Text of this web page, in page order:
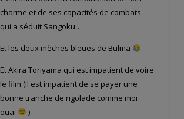
charme et de ses capacités de combats
qui a séduit Sangoku…
Et les deux mèches bleues de Bulma
Et Akira Toriyama qui est impatient de voire
le film (il est impatient de se payer une
bonne tranche de rigolade comme moi
ouai
)